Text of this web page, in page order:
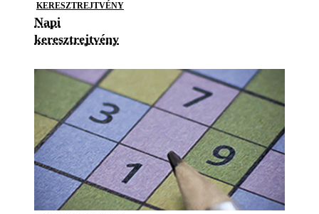
KERESZTREJTVÉNY
Napi
keresztrejtvény